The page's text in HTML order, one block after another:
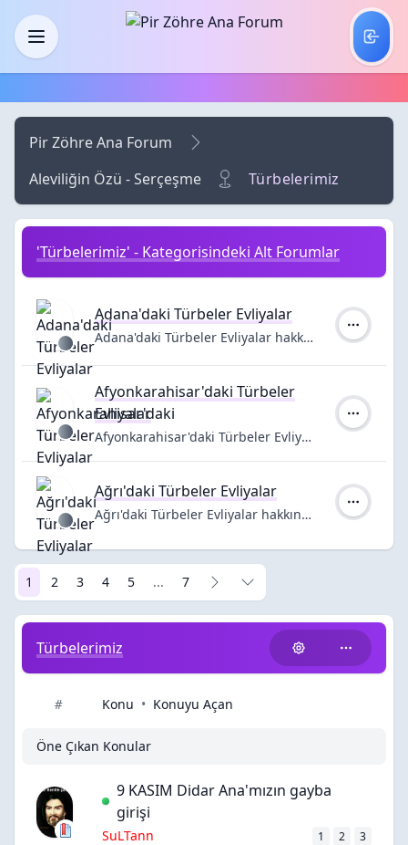
Skip to main content
Menü
Pir Zöhre Ana Forum
Aleviliğin Özü - Serçeşme
Türbelerimiz
'Türbelerimiz' - Kategorisindeki Alt Forumlar
Adana'daki Türbeler Evliyalar
Adana'daki Türbeler Evliyalar hakkında bilgiler
Afyonkarahisar'daki Türbeler
Evliyalar
Afyonkarahisar'daki Türbeler Evliyalar
Ağrı'daki Türbeler Evliyalar
Ağrı'daki Türbeler Evliyalar hakkında bilgiler
1 2 3 4 5 ... 7
Türbelerimiz
# Konu • Konuyu Açan
Öne Çıkan Konular
9 KASIM Didar Ana'mızın gayba
girişi
SuLTann 1 2 3